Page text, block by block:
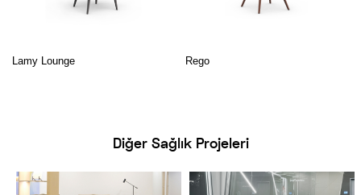
Lamy Lounge Rego
Diğer Sağlık Projeleri